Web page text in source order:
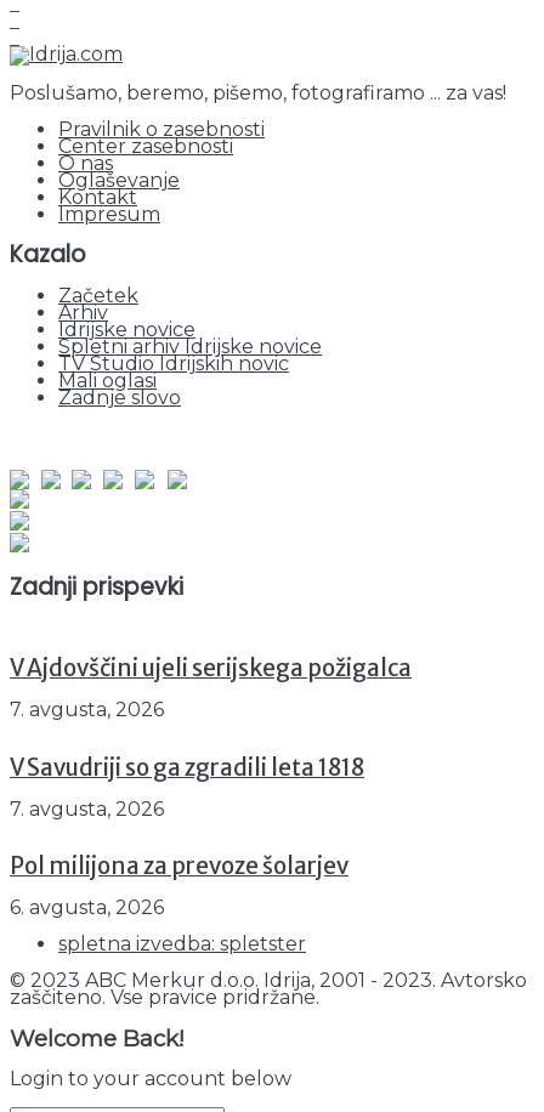
Poslušamo, beremo, pišemo, fotografiramo ... za vas!
Pravilnik o zasebnosti
Center zasebnosti
O nas
Oglaševanje
Kontakt
Impresum
Kazalo
Začetek
Arhiv
Idrijske novice
Spletni arhiv Idrijske novice
TV Studio Idrijskih novic
Mali oglasi
Zadnje slovo
Zadnji prispevki
V Ajdovščini ujeli serijskega požigalca
7. avgusta, 2026
V Savudriji so ga zgradili leta 1818
7. avgusta, 2026
Pol milijona za prevoze šolarjev
6. avgusta, 2026
spletna izvedba: spletster
© 2023 ABC Merkur d.o.o. Idrija, 2001 - 2023. Avtorsko
zaščiteno. Vse pravice pridržane.
Welcome Back!
Login to your account below